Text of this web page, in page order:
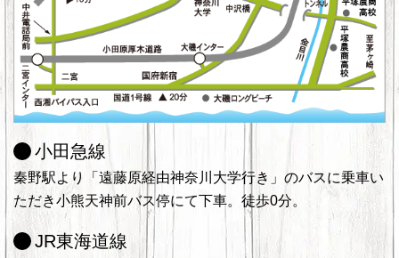
小田急線
秦野駅より「遠藤原経由神奈川大学行き」のバスに乗車い
ただき小熊天神前バス停にて下車。徒歩0分。
JR東海道線